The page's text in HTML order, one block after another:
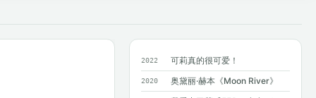
2022 可莉真的很可爱！
2020 奥黛丽·赫本《Moon River》